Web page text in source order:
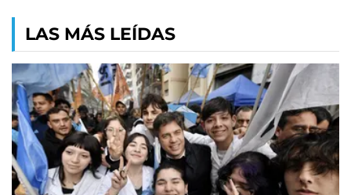
LAS MÁS LEÍDAS